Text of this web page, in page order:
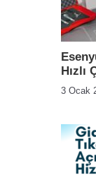
Hızlı
3 Ocak